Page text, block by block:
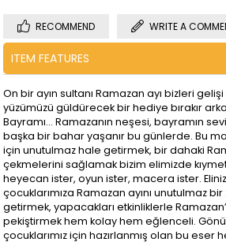
RECOMMEND WRITE A
ITEM FEATURES
On bir ayın sultanı Ramazan ayı bizleri
yüzümüzü güldürecek bir hediye bırakır
Bayramı… Ramazanın neşesi, bayramın
başka bir bahar yaşanır bu günlerde. Bu
için unutulmaz hale getirmek, bir dahaki
çekmelerini sağlamak bizim elimizde
heyecan ister, oyun ister, macera ister.
çocuklarımıza Ramazan ayını unutulmaz
getirmek, yapacakları etkinliklerle
pekiştirmek hem kolay hem eğlenceli.
çocuklarımız için hazırlanmış olan bu eser